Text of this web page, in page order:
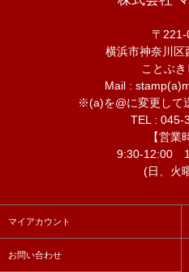
〒221-
横浜市神奈川
ことぶ
Mail :
※(a)を@に変更して
TEL : 045-
【営業
9:30-12:00
(日、火
マイアカウント
お問い合わせ